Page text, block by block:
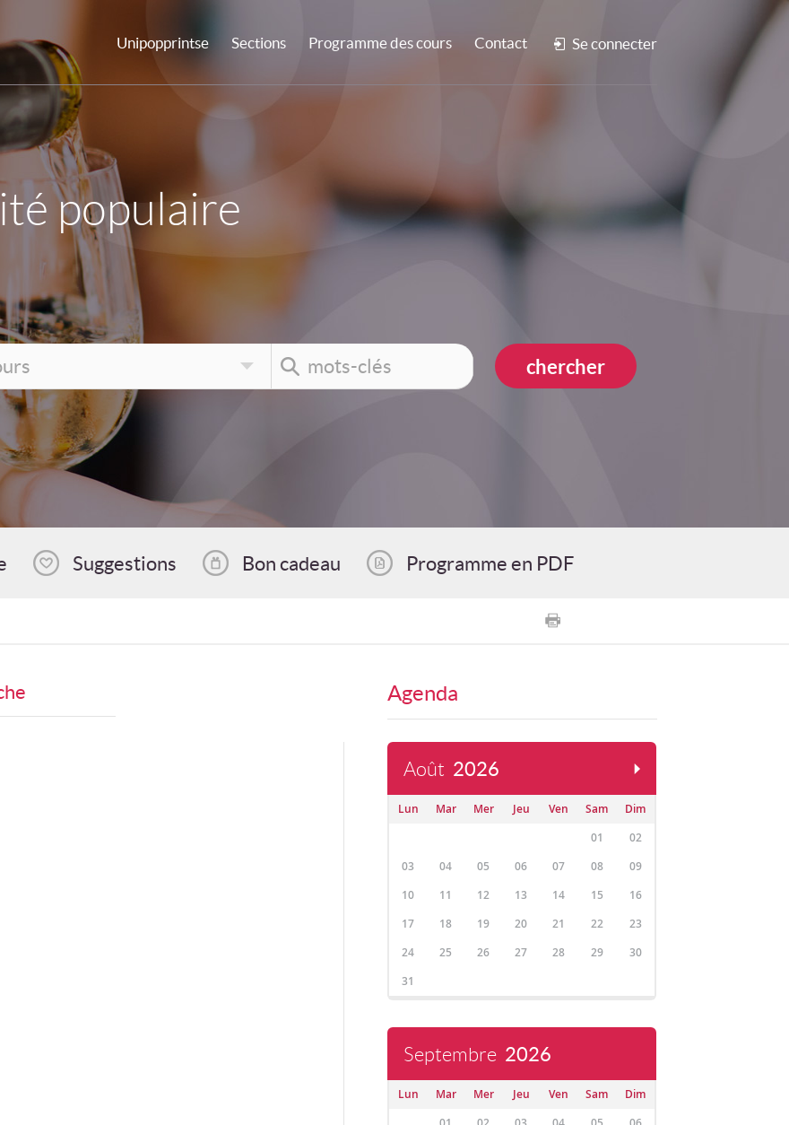
Unipopprintse Sections Programme des cours Contact Se connecter
populaire
Suggestions Bon cadeau Programme en PDF
Agenda
Août 2026
Lun Mar Mer Jeu Ven Sam
Dim
01
02
03
04 05 06 07 08
09
10
11 12 13 14 15
16
17
18 19 20 21 22
23
24
25 26 27 28 29
30
31
Septembre 2026
Lun Mar Mer Jeu Ven Sam
Dim